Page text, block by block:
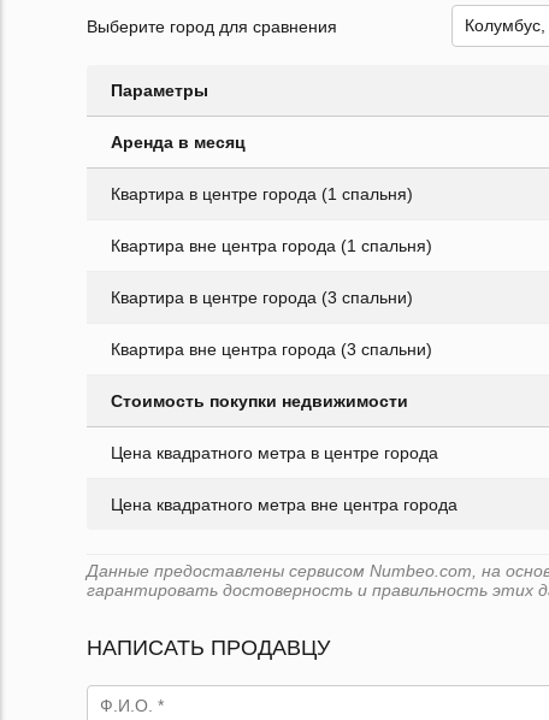
Выберите город для сравнения
Параметры
Аренда в месяц
Квартира в центре города (1 спальня)
Квартира вне центра города (1 спальня)
Квартира в центре города (3 спальни)
Квартира вне центра города (3 спальни)
Стоимость покупки недвижимости
Цена квадратного метра в центре города
Цена квадратного метра вне центра города
Данные предоставлены сервисом Numbeo.com, на
гарантировать достоверность и правильность этих
НАПИСАТЬ ПРОДАВЦУ